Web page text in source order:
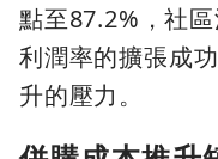
點至87.2%，社
利潤率的擴張成
升的壓力。